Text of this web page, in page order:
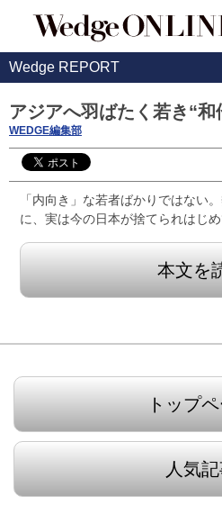
Wedge REPORT
アジアへ羽ばたく若き“和
WEDGE編集部
「内向き」な若者ばかりではない
に、実は今の日本が捨てられはじ
本文を
トップ
人気